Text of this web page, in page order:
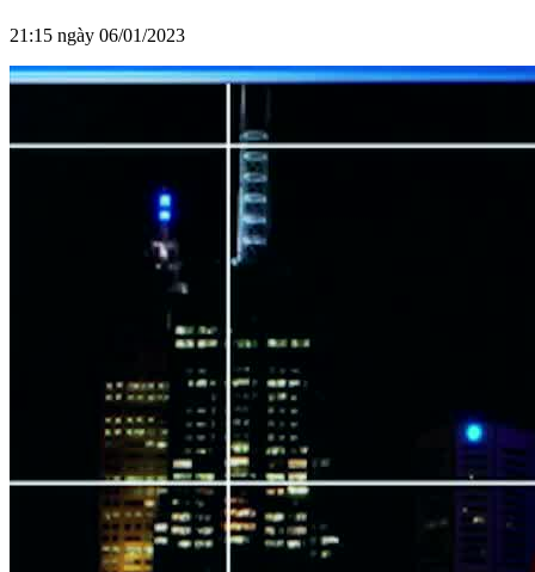
21:15 ngày 06/01/2023